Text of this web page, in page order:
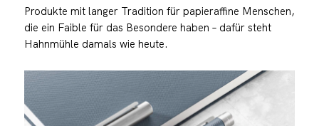
Produkte mit langer Tradition für papieraffine Menschen,
die ein Faible für das Besondere haben – dafür steht
Hahnmühle damals wie heute.